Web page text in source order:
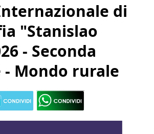
di
"Stanislao
- Seconda
- Mondo rurale